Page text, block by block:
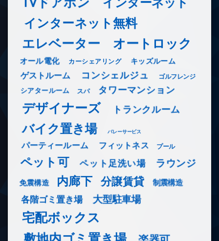
インターネット
インターネット無料
エレベーター オートロック
オール電化 カーシェアリング キッズルーム
ゲストルーム コンシェルジュ ゴルフレンジ
シアタールーム スパ タワーマンション
デザイナーズ トランクルーム
バイク置き場 バレーサービス
パーティールーム フィットネス プール
ペット可 ペット足洗い場 ラウンジ
免震構造 内廊下 分譲賃貸 制震構造
各階ゴミ置き場 大型駐車場
宅配ボックス